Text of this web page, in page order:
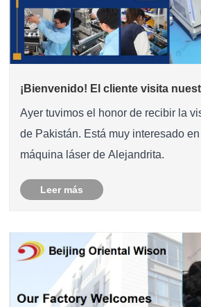
¡Bienvenido! El cliente visita
Ayer tuvimos el honor de recibir la
de Pakistán. Está muy interesado
máquina láser de Alejandrita.
Leer más